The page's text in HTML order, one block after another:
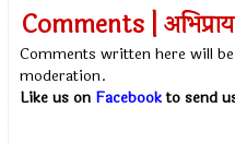
Comments | अभिप्राय
Comments written here will
moderation.
Like us on Facebookto send